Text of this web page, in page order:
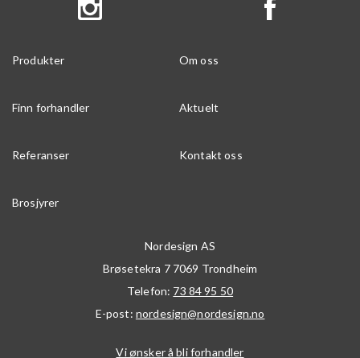
Produkter Om oss
Finn forhandler Aktuelt
Referanser Kontakt oss
Brosjyrer
Nordesign AS
Brøsetekra 7 7069 Trondheim
Telefon: 73 84 95 50
E-post: nordesign@nordesign.no
Vi ønsker å bli forhandler